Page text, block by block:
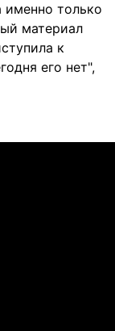
именно только
материал
к
его нет",